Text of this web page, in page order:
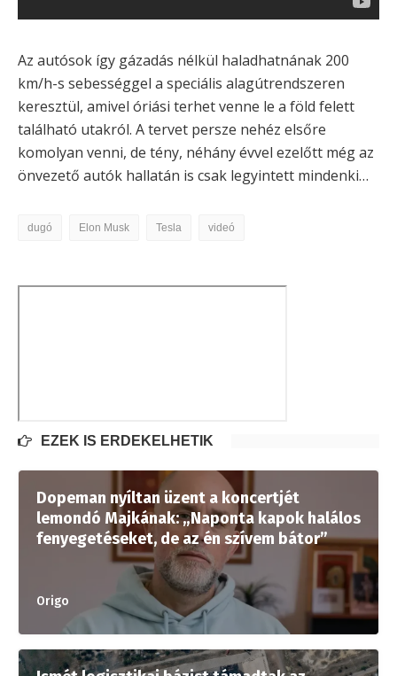
Az autósok így gázadás nélkül haladhatnának 200
km/h-s sebességgel a speciális alagútrendszeren
keresztül, amivel óriási terhet venne le a föld felett
található utakról. A tervet persze nehéz elsőre
komolyan venni, de tény, néhány évvel ezelőtt még az
önvezető autók hallatán is csak legyintett mindenki…
dugó Elon Musk Tesla videó
EZEK IS ÉRDEKELHETIK
Dopeman nyíltan üzent a koncertjét
lemondó Majkának: „Naponta kapok halálos
fenyegetéseket, de az én szívem bátor”
Origo